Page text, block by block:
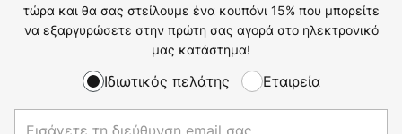
τώρα και θα σας στείλουμε ένα κουπόνι 15% που μπορείτε
να εξαργυρώσετε στην πρώτη σας αγορά στο ηλεκτρονικό
μας κατάστημα!
Ιδιωτικός πελάτης Εταιρεία